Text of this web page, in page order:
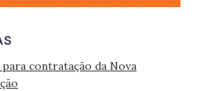
contratação da Nova